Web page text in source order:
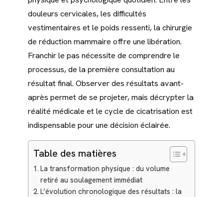
douleurs cervicales, les difficultés
vestimentaires et le poids ressenti, la chirurgie
de réduction mammaire offre une libération.
Franchir le pas nécessite de comprendre le
processus, de la première consultation au
résultat final. Observer des résultats avant-
après permet de se projeter, mais décrypter la
réalité médicale et le cycle de cicatrisation est
indispensable pour une décision éclairée.
Table des matières
La transformation physique : du volume
retiré au soulagement immédiat
L’évolution chronologique des résultats : la